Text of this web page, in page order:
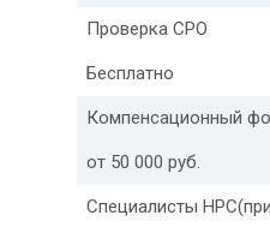
Проверка СРО
Бесплатно
Компенсационный
от 50 000 руб.
Специалисты